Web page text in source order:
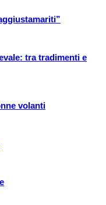
tra tradimenti e
volanti